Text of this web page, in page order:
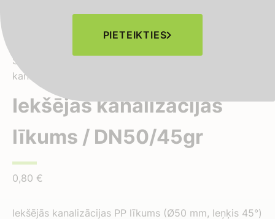
Sākums
kanalizācijas līkums / DN50/45gr
Iekšējās kanalizācijas
līkums / DN50/45gr
0,80 €
Iekšējās kanalizācijas PP līkums (Ø50 mm, leņķis 45°)
PIETEIKTIES